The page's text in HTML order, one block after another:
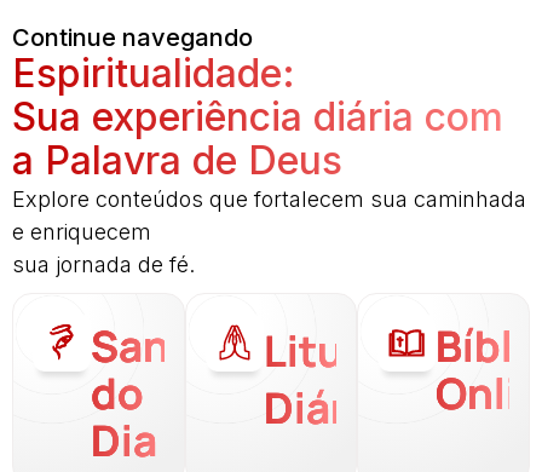
Continue navegando
Espiritualidade:
Sua experiência diária com
a Palavra de Deus
Explore conteúdos que fortalecem sua caminhada
e enriquecem
sua jornada de fé.
Santo
do
Dia
Liturgia
Diária